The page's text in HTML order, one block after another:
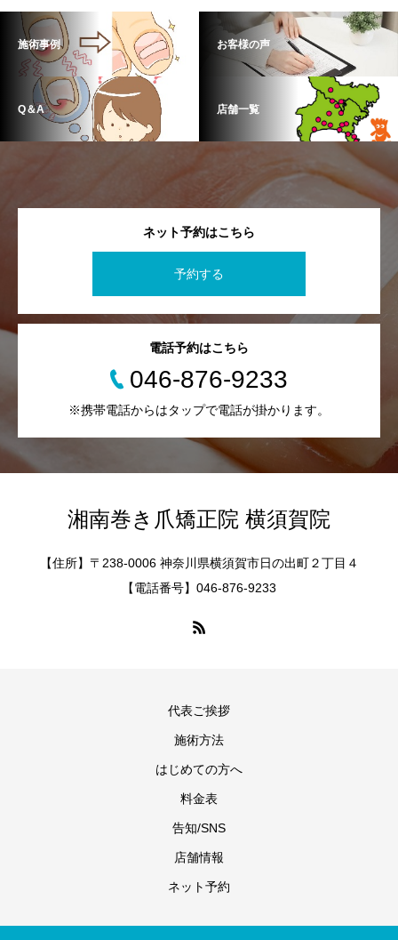
施術事例 お客様の声
Q＆A 店舗一覧
ネット予約はこちら
予約する
電話予約はこちら
046-876-9233
※携帯電話からはタップで電話が掛かります。
湘南巻き爪矯正院 横須賀院
【住所】〒238-0006 神奈川県横須賀市日の出町２丁目４
【電話番号】046-876-9233
代表ご挨拶
施術方法
はじめての方へ
料金表
告知/SNS
店舗情報
ネット予約